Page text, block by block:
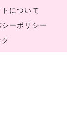
トについて
シーポリシー